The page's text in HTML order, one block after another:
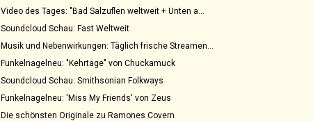
Video des Tages: "Bad Salzuflen weltweit + Unten a...
Soundcloud Schau: Fast Weltweit
Musik und Nebenwirkungen: Täglich frische Streamen...
Funkelnagelneu: "Kehrtage" von Chuckamuck
Soundcloud Schau: Smithsonian Folkways
Funkelnagelneu: 'Miss My Friends' von Zeus
Die schönsten Originale zu Ramones Covern